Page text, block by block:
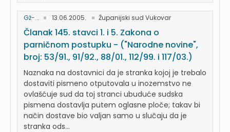
Gž-... 13.06.2005. Županijski sud Vukovar
Članak 145. stavci 1. i 5. Zakona o
parničnom postupku - ("Narodne novine",
broj: 53/91., 91/92., 88/01., 112/99. i 117/03.)
Naznaka na dostavnici da je stranka kojoj je trebalo
dostaviti pismeno otputovala u inozemstvo ne
ovlašćuje sud da toj stranci ubuduće sudska
pismena dostavlja putem oglasne ploče; takav bi
način dostave bio valjan samo u slučaju da je
stranka ods...